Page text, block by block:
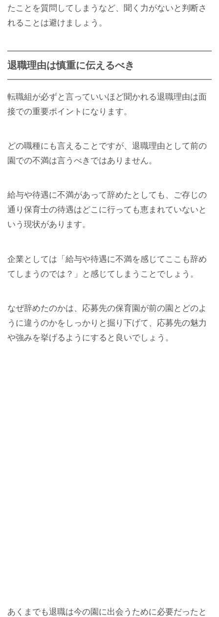
たことを質問してしまうなど、聞く力がないと判断さ
れることは避けましょう。
退職理由は慎重に伝えるべき
転職組が必ずと言っていいほど聞かれる退職理由は面
接での重要ポイントになります。
どの職種にも言えることですが、退職理由として前の
園での不満は言うべきではありません。
給与や待遇に不満があって辞めたとしても、ご存じの
通り保育士の待遇はどこに行っても恵まれていないと
いう現状があります。
企業としては「給与や待遇に不満を感じてここも辞め
てしまうのでは？」と感じてしまうことでしょう。
なぜ辞めたのかは、応募先の保育園が前の園とどのよ
うに違うのかをしっかりと掘り下げて、応募先の魅力
や強みを挙げるようにすると良いでしょう。
あくまでも退職は今の園に出会うために必要だったと